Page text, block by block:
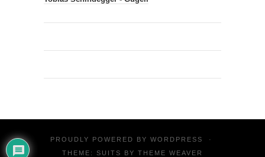
PROUDLY POWERED BY WORDPRESS
·
THEME: SUITS BY THEME WEAVER